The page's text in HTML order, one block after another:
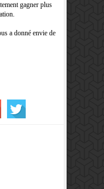
gagner plus
a donné envie de